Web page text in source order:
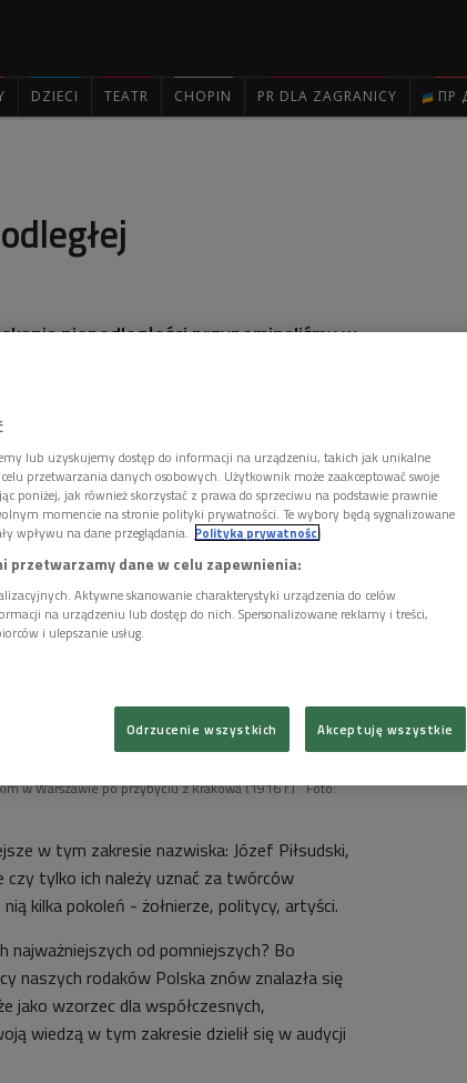
DZIECI TEATR CHOPIN PR DLA ZAGRANICY ПР
niepodległości przypominaliśmy w
świętowania tej rocznicy.
w Warszawie po przybyciu z Krakowa (1916 r.) Foto:
w tym zakresie nazwiska: Józef Piłsudski,
czy tylko ich należy uznać za twórców
kilka pokoleń - żołnierze, politycy, artyści.
najważniejszych od pomniejszych? Bo
naszych rodaków Polska znów znalazła się
jako wzorzec dla współczesnych,
wiedzą w tym zakresie dzielił się w audycji
lub uzyskujemy dostęp do informacji na urządzeniu, takich jak unikalne
przetwarzania danych osobowych. Użytkownik może zaakceptować swoje
poniżej, jak również skorzystać z prawa do sprzeciwu na podstawie prawnie
momencie na stronie polityki prywatności. Te wybory będą sygnalizowane
wpływu na dane przeglądania. Polityka prywatności
przetwarzamy dane w celu zapewnienia:
Aktywne skanowanie charakterystyki urządzenia do celów
na urządzeniu lub dostęp do nich. Spersonalizowane reklamy i treści,
i ulepszanie usług.
Odrzucenie wszystkich Akceptuję wszystkie